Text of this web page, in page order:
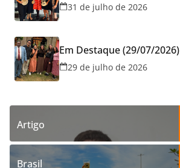
31 de julho de 2026
Em Destaque (29/07/2026)
29 de julho de 2026
Artigo
Brasil